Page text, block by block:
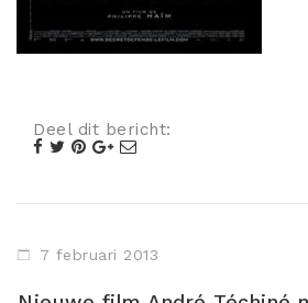
Deel dit bericht:
7 februari 2013